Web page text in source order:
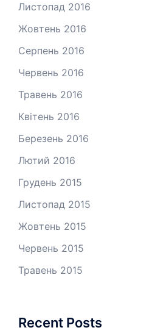
Листопад 2016
Жовтень 2016
Серпень 2016
Червень 2016
Травень 2016
Квітень 2016
Березень 2016
Лютий 2016
Грудень 2015
Листопад 2015
Жовтень 2015
Червень 2015
Травень 2015
Recent Posts